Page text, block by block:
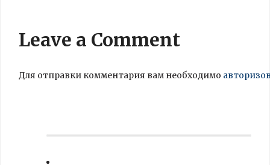
Leave a Comment
Для отправки комментария вам необходимо